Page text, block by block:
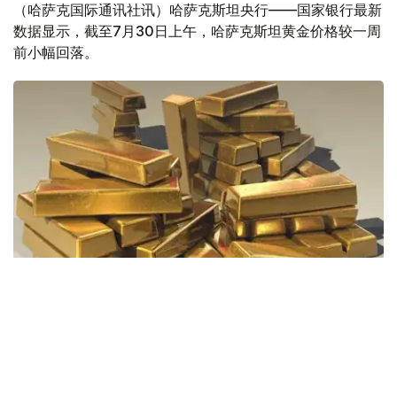
（哈萨克国际通讯社讯）哈萨克斯坦央行——国家银行最新
数据显示，截至7月30日上午，哈萨克斯坦黄金价格较一周
前小幅回落。